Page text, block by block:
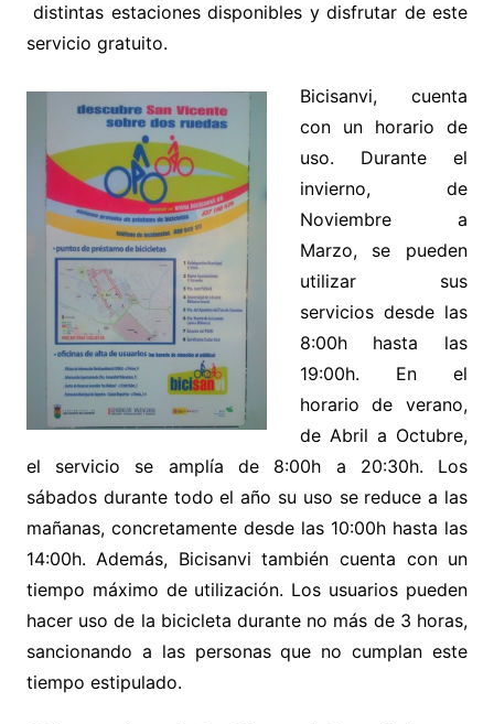
distintas estaciones disponibles y disfrutar de este
servicio gratuito.
Bicisanvi, cuenta
con un horario de
uso. Durante el
invierno, de
Noviembre a
Marzo, se pueden
utilizar sus
servicios desde las
8:00h hasta las
19:00h. En el
horario de verano,
de Abril a Octubre,
el servicio se amplía de 8:00h a 20:30h. Los
sábados durante todo el año su uso se reduce a las
mañanas, concretamente desde las 10:00h hasta las
14:00h. Además, Bicisanvi también cuenta con un
tiempo máximo de utilización. Los usuarios pueden
hacer uso de la bicicleta durante no más de 3 horas,
sancionando a las personas que no cumplan este
tiempo estipulado.